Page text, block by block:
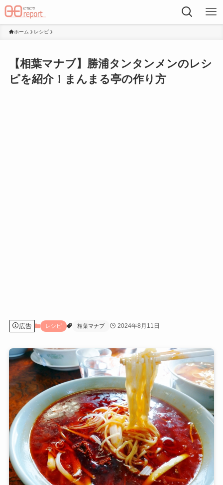
ホーム レシピ
【相葉マナブ】勝浦タンタンメンのレシ
ピを紹介！まんまる亭の作り方
広告 レシピ 相葉マナブ 2024年8月11日